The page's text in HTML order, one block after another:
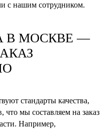
с нашим сотрудником.
В МОСКВЕ —
стандарты качества,
что мы составляем на заказ
Например,